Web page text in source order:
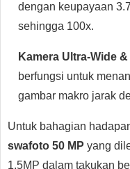
dengan keupayaan
sehingga 100x.
Kamera Ultra-Wide
berfungsi untuk
gambar makro jarak
Untuk bahagian
swafoto 50 MP yang
1.5MP dalam takukan